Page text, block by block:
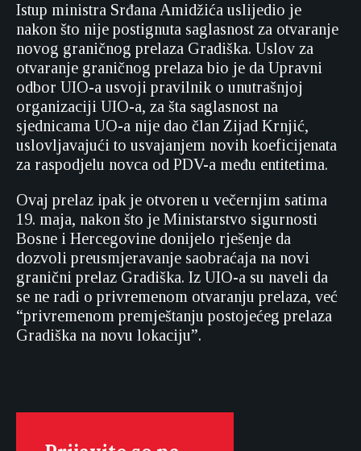
Istup ministra Srđana Amidžića uslijedio je
nakon što nije postignuta saglasnost za otvaranje
novog graničnog prelaza Gradiška. Uslov za
otvaranje graničnog prelaza bio je da Upravni
odbor UIO-a usvoji pravilnik o unutrašnjoj
organizaciji UIO-a, za šta saglasnost na
sjednicama UO-a nije dao član Zijad Krnjić,
uslovljavajući to usvajanjem novih koeficijenata
za raspodjelu novca od PDV-a među entitetima.
Ovaj prelaz ipak je otvoren u večernjim satima
19. maja, nakon što je Ministarstvo sigurnosti
Bosne i Hercegovine donijelo rješenje da
dozvoli preusmjeravanje saobraćaja na novi
granični prelaz Gradiška. Iz UIO-a su naveli da
se ne radi o privremenom otvaranju prelaza, već
“privremenom premještanju postojećeg prelaza
Gradiška na novu lokaciju”.